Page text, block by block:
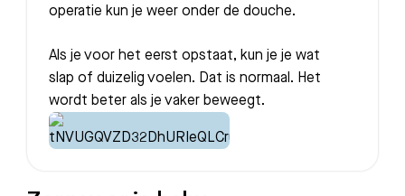
operatie kun je weer onder de douche.
Als je voor het eerst opstaat, kun je je wat
slap of duizelig voelen. Dat is normaal. Het
wordt beter als je vaker beweegt.